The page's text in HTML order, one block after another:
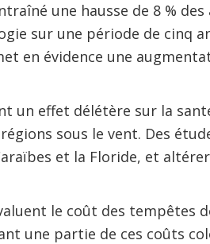
une hausse de 8 %
sur une période de cinq
en évidence une
un effet délétère sur la
sous le vent. Des
et la Floride, et
le coût des tempêtes
une partie de ces coûts